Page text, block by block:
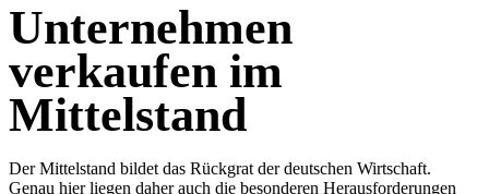
Priorisierung von Verhandlungsthemen, Abstimmung mit
Rechtsberatern und Steuerberatern sowie die konsequente
Verhandlungsführung bis zum Signing und Closing. Neben dem
Ziel bestmöglicher Konditionen liegt der Fokus auf
Abschlusswahrscheinlichkeit und Eingrenzung konditioneller
Risiken durch Earn-outs sowie Rechtsfolgen aus Gewährleistungen
und Zusicherungen. Auf Wunsch begleiten wir auch die
Unternehmen
verkaufen im
Mittelstand
Der Mittelstand bildet das Rückgrat der deutschen Wirtschaft.
Genau hier liegen daher auch die besonderen Herausforderungen